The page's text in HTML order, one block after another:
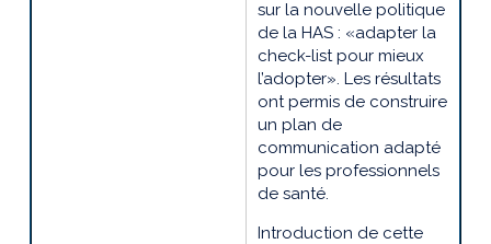
sur la nouvelle politique
de la HAS : «adapter la
check-list pour mieux
l’adopter». Les résultats
ont permis de construire
un plan de
communication adapté
pour les professionnels
de santé.
Introduction de cette